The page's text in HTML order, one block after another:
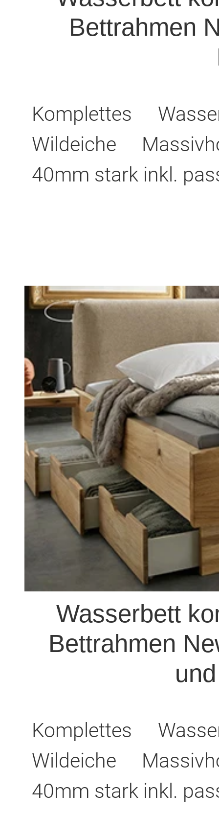
Bettrahmen
Komplettes
Wildeiche
40mm stark inkl.
Wasserbett
Bettrahmen
Komplettes
Wildeiche
40mm stark inkl.